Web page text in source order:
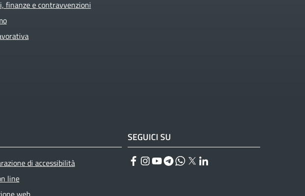
finanze e contravvenzioni
di accessibilità
line
SEGUICI SU
Facebook
Instagram
YouTube
Telegram
WhatsApp
Twitter